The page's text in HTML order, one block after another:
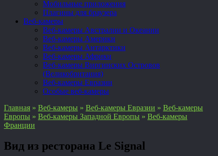
Мобильные приложения
Плагины для браузера
Веб-камеры
Веб-камеры Австралии и Океании
Веб-камеры Америки
Веб-камеры Антарктики
Веб-камеры Африки
Веб-камеры Виргинских Островов
(Великобритания)
Веб-камеры Евразии
Особые веб-камеры
Главная » Веб-камеры » Веб-камеры Евразии » Веб-камеры
Европы » Веб-камеры Западной Европы » Веб-камеры
Франции
Вид из ресторана Le Signal